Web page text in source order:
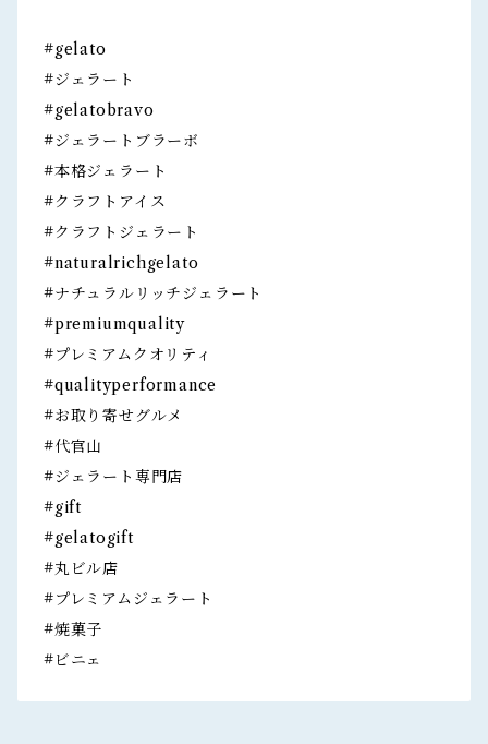
#gelato
#ジェラート
#gelatobravo
#ジェラートブラーボ
#本格ジェラート
#クラフトアイス
#クラフトジェラート
#naturalrichgelato
#ナチュラルリッチジェラート
#premiumquality
#プレミアムクオリティ
#qualityperformance
#お取り寄せグルメ
#代官山
#ジェラート専門店
#gift
#gelatogift
#丸ビル店
#プレミアムジェラート
#焼菓子
#ビニェ